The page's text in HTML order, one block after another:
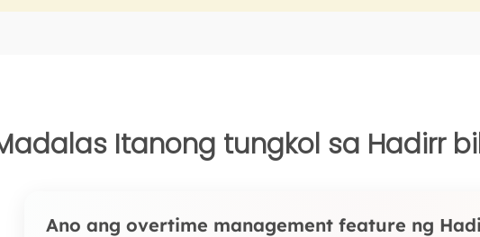
Itanong tungkol sa Hadirr
Ano ang overtime management feature ng